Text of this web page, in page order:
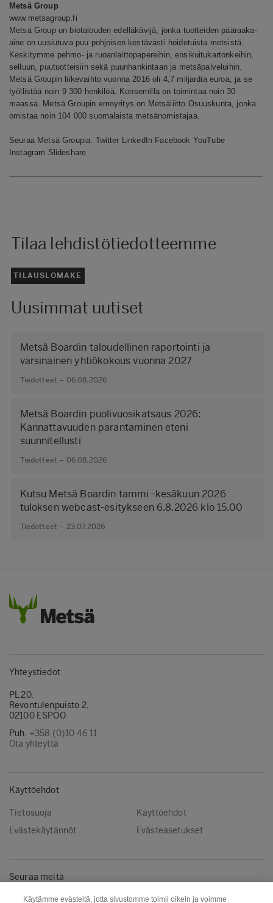
Metsä Group
www.metsagroup.fi
Metsä Group on biotalouden edelläkävijä, jonka tuotteiden pääraaka-
aine on uusiutuva puu pohjoisen kestävästi hoidetuista metsistä.
Keskitymme pehmo- ja ruoanlaittopapereihin, ensikuitukartonkeihin,
selluun, puutuotteisiin sekä puunhankintaan ja metsäpalveluihin.
Metsä Groupin liikevaihto vuonna 2016 oli 4,7 miljardia euroa, ja se
työllistää noin 9 300 henkilöä. Konsernilla on toimintaa noin 30
maassa. Metsä Groupin emoyritys on Metsäliitto Osuuskunta, jonka
omistaa noin 104 000 suomalaista metsänomistajaa.
Seuraa Metsä Groupia: Twitter LinkedIn Facebook YouTube
Instagram Slideshare
Tilaa lehdistötiedotteemme
TILAUSLOMAKE
Uusimmat uutiset
Metsä Boardin taloudellinen raportointi ja
varsinainen yhtiökokous vuonna 2027
Tiedotteet – 06.08.2026
Metsä Boardin puolivuosikatsaus 2026:
Kannattavuuden parantaminen eteni
suunnitellusti
Tiedotteet – 06.08.2026
Kutsu Metsä Boardin tammi–kesäkuun 2026
tuloksen webcast-esitykseen 6.8.2026 klo 15.00
Tiedotteet – 23.07.2026
Yhteystiedot
PL 20,
Revontulenpuisto 2,
02100 ESPOO
Puh. +358 (0)10 46 11
Ota yhteyttä
Käyttöehdot
Tietosuoja
Käyttöehdot
Evästekäytännöt
Evästeasetukset
Seuraa meitä
Instagram LinkedIn
Käytämme evästeitä, jotta sivustomme toimii oikein ja voimme